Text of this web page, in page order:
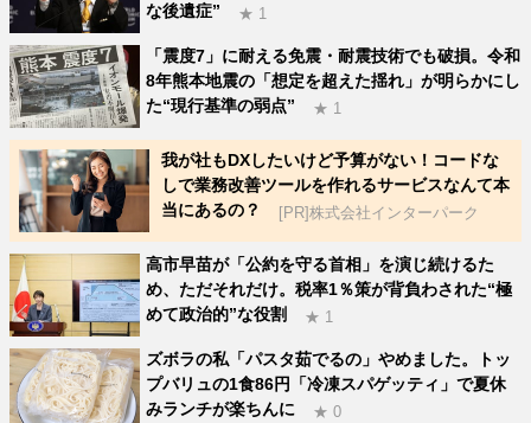
な後遺症”
★ 1
「震度7」に耐える免震・耐震技術でも破損。令和
8年熊本地震の「想定を超えた揺れ」が明らかにし
た“現行基準の弱点”
★ 1
我が社もDXしたいけど予算がない！コードな
しで業務改善ツールを作れるサービスなんて本
当にあるの？
[PR]株式会社インターパーク
高市早苗が「公約を守る首相」を演じ続けるた
め、ただそれだけ。税率1％策が背負わされた“極
めて政治的”な役割
★ 1
ズボラの私「パスタ茹でるの」やめました。トッ
プバリュの1食86円「冷凍スパゲッティ」で夏休
みランチが楽ちんに
★ 0